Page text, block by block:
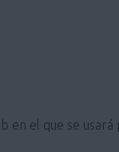
en el que se